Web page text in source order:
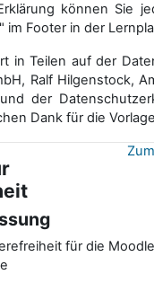
können Sie
im Footer in der
in Teilen auf der
Ralf Hilgenstock,
der
Dank für die
für die